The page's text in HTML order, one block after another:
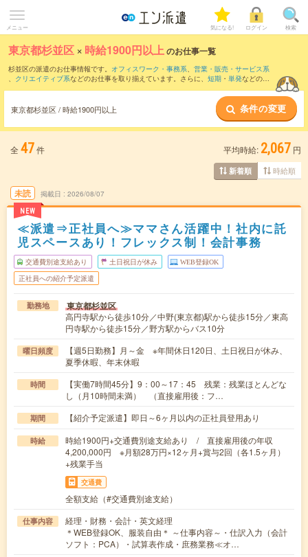
メニュー 気になる! ログイン 検索
東京都杉並区 × 時給1900円以上のお仕事一覧
杉並区の派遣のお仕事情報です。 オフィスワーク・事務系、 営業・販売・サービス系
、 クリエイティブ系などのお仕事を取り揃えています。さらに、 短期 ・ 単発などの期
東京都杉並区 / 時給1900円以上 条件の変更
全 47件 平均時給: 2,067 円
新着順 時給順
未読
NEW
掲載日 2026/08/07
≪派遣⇒正社員へ≫ママさん活躍中！社内に託
児スペースあり！フレックス制！会計事務
交通費別途支給あり 土日祝日が休み WEB登録OK
正社員への紹介予定派遣
勤務地 東京都杉並区
高円寺駅から徒歩10分／中野(東京都)駅から徒歩15分／東高
円寺駅から徒歩15分／野方駅からバス10分
曜日頻度
【週5日勤務】月～金 ※年間休日120日、土日祝日が休み、
夏季休暇、年末休暇
時間
【実働7時間45分】9：00～17：45 残業：残業ほとんどな
し（月10時間未満） （直接雇用後：フ…
期間 【紹介予定派遣】即日～6ヶ月以内の正社員登用あり
時給
時給1900円+交通費別途支給あり / 直接雇用後の年収
4,200,000円 ※月額28万円×12ヶ月+賞与2回（各1.5ヶ月）
+残業手当
交通費
全額支給（#交通費別途支給）
仕事内容
経理・財務・会計・英文経理
＊WEB登録OK、服装自由＊ ～仕事内容～・仕訳入力（会計
ソフト：PCA）・試算表作成・庶務業務≪オ…